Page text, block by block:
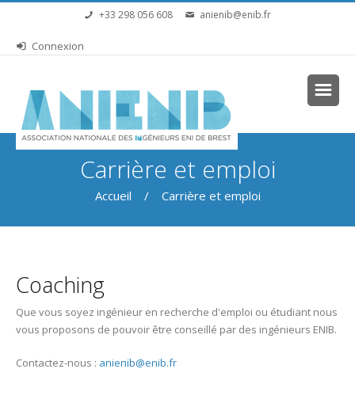
Aller au contenu principal+33 298 056 608 anienib@enib.fr
Connexion
Carrière et emploi
Vous êtes ici
Accueil / Carrière et emploi
Coaching
Que vous soyez ingénieur en recherche d'emploi ou étudiant nous
vous proposons de pouvoir être conseillé par des ingénieurs ENIB.
Contactez-nous : anienib@enib.fr